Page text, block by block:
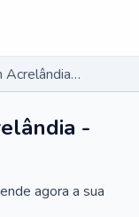
Clínico Geral em Acrelândia - AC
-
agora a sua